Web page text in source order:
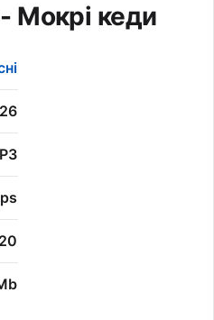
Мокрі кеди